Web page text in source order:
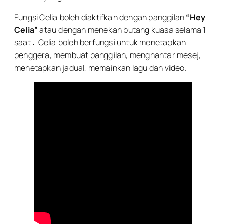
Fungsi Celia boleh diaktifkan dengan panggilan“Hey
Celia”atau dengan menekan butang kuasa selama 1
saat. Celia boleh berfungsi untuk menetapkan
penggera, membuat panggilan, menghantar mesej,
menetapkan jadual, memainkan lagu dan video.